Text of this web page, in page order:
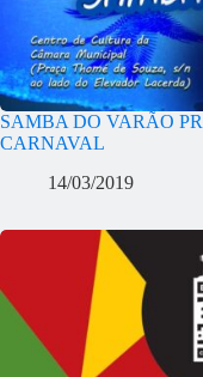
SAMBA DO VARÃO
CARNAVAL
14/03/2019